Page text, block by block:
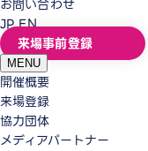
お問い合わせ
JP EN
来場事前登録
MENU
開催概要
来場登録
協力団体
メディアパートナー